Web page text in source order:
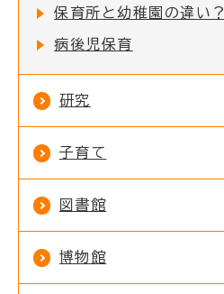
保育所と幼稚園の違い？
病後児保育
研究
子育て
図書館
博物館